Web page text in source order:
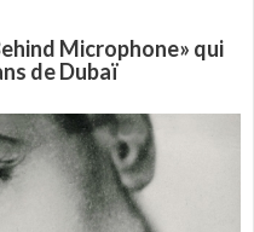
Microphone» qui
de Dubaï